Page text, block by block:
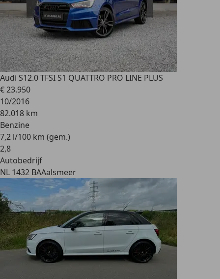
Audi S12.0 TFSI S1 QUATTRO PRO LINE PLUS
€ 23.950
10/2016
82.018 km
Benzine
7,2 l/100 km (gem.)
2,8
Autobedrijf
NL 1432 BAAalsmeer